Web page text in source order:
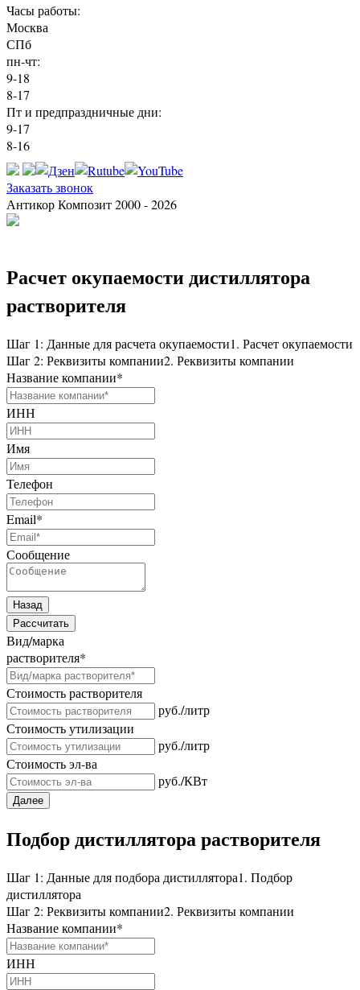
Часы работы:
Москва
СПб
пн-чт:
9-18
8-17
Пт и предпраздничные дни:
9-17
8-16
Заказать звонок
Антикор Композит 2000 - 2026
Расчет окупаемости дистиллятора
растворителя
Шаг 1: Данные для расчета окупаемости1. Расчет окупаемости
Шаг 2: Реквизиты компании2. Реквизиты компании
Название компании*
ИНН
Имя
Телефон
Email*
Сообщение
Назад
Рассчитать
Вид/марка
растворителя*
Стоимость растворителя
руб./литр
Стоимость утилизации
руб./литр
Стоимость эл-ва
руб./КВт
Далее
Подбор дистиллятора растворителя
Шаг 1: Данные для подбора дистиллятора1. Подбор
дистиллятора
Шаг 2: Реквизиты компании2. Реквизиты компании
Название компании*
ИНН